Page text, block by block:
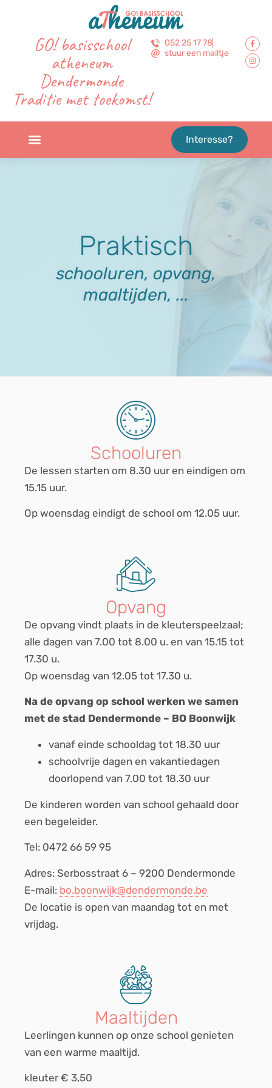
GO! basisschool
atheneum
Dendermonde
Traditie met toekomst!
052 25 17 78
stuur een mailtje
Interesse?
Praktisch
schooluren, opvang,
maaltijden, ...
Schooluren
De lessen starten om 8.30 uur en eindigen om
15.15 uur.
Op woensdag eindigt de school om 12.05 uur.
Opvang
De opvang vindt plaats in de kleuterspeelzaal;
alle dagen van 7.00 tot 8.00 u. en van 15.15 tot
17.30 u.
Op woensdag van 12.05 tot 17.30 u.
Na de opvang op school werken we samen
met de stad Dendermonde – BO Boonwijk
vanaf einde schooldag tot 18.30 uur
schoolvrije dagen en vakantiedagen
doorlopend van 7.00 tot 18.30 uur
De kinderen worden van school gehaald door
een begeleider.
Tel: 0472 66 59 95
Adres: Serbosstraat 6 – 9200 Dendermonde
E-mail: bo.boonwijk@dendermonde.be
De locatie is open van maandag tot en met
vrijdag.
Maaltijden
Leerlingen kunnen op onze school genieten
van een warme maaltijd.
kleuter € 3,50